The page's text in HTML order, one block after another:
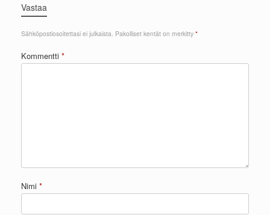
Vastaa
Sähköpostiosoitettasi ei julkaista. Pakolliset kentät on merkitty *
Kommentti *
Nimi *